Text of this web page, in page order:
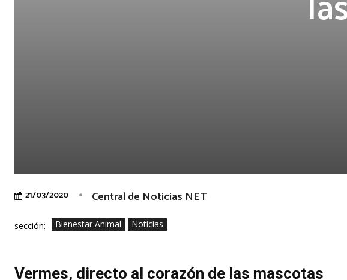
21/03/2020 Central de Noticias NET
sección: Bienestar Animal Noticias
Vermes, directo al corazón de las mascotas